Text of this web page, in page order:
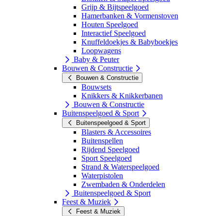
Grijp & Bijtspeelgoed
Hamerbanken & Vormenstoven
Houten Speelgoed
Interactief Speelgoed
Knuffeldoekjes & Babyboekjes
Loopwagens
Baby & Peuter
Bouwen & Constructie
Bouwen & Constructie
Bouwsets
Knikkers & Knikkerbanen
Bouwen & Constructie
Buitenspeelgoed & Sport
Buitenspeelgoed & Sport
Blasters & Accessoires
Buitenspellen
Rijdend Speelgoed
Sport Speelgoed
Strand & Waterspeelgoed
Waterpistolen
Zwembaden & Onderdelen
Buitenspeelgoed & Sport
Feest & Muziek
Feest & Muziek